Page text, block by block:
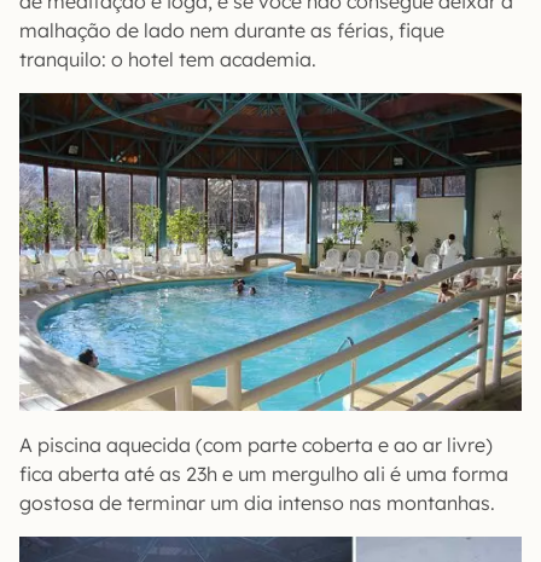
malhação de lado nem durante as férias, fique
tranquilo: o hotel tem academia.
A piscina aquecida (com parte coberta e ao ar livre)
fica aberta até as 23h e um mergulho ali é uma forma
gostosa de terminar um dia intenso nas montanhas.